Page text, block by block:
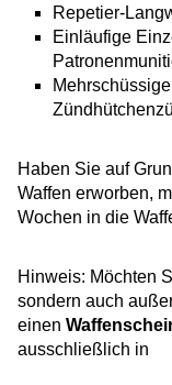
Repetier-
Einläufige
Haben Sie auf
Waffen erworben,
Wochen in die
Hinweis: Möchten
sondern auch
einen
ausschließlich in